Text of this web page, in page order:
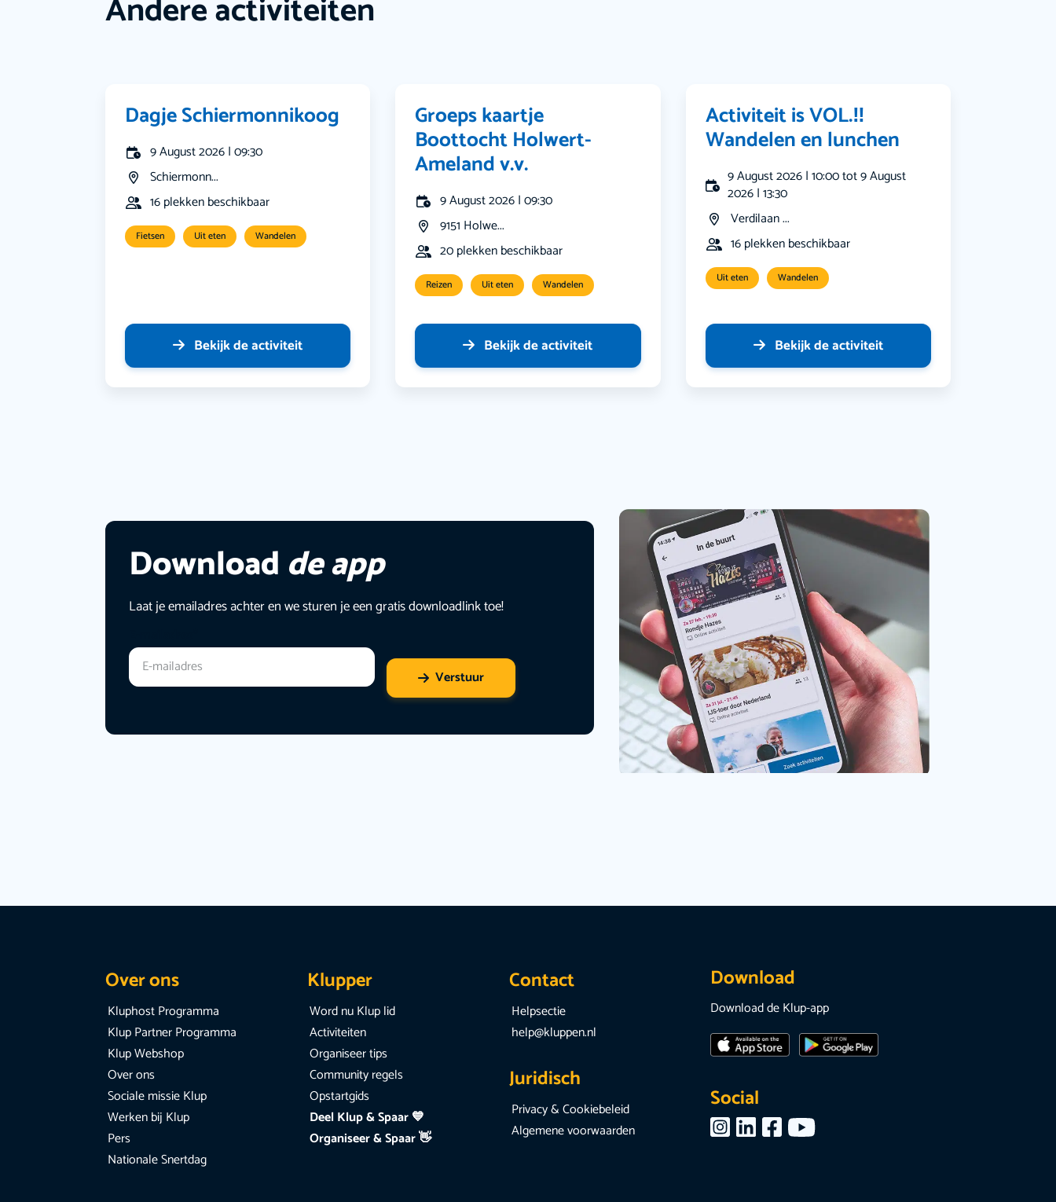
Andere activiteiten
Dagje Schiermonnikoog
9 August 2026 | 09:30
Schiermonn...
16 plekken beschikbaar
Fietsen Uit eten Wandelen
Bekijk de activiteit
Groeps kaartje
Boottocht Holwert-
Ameland v.v.
9 August 2026 | 09:30
9151 Holwe...
20 plekken beschikbaar
Reizen Uit eten Wandelen
Bekijk de activiteit
Activiteit is VOL.‼️
Wandelen en lunchen
9 August 2026 | 10:00 tot 9 August
2026 | 13:30
Verdilaan ...
16 plekken beschikbaar
Uit eten Wandelen
Bekijk de activiteit
Download de app
Laat je emailadres achter en we sturen je een gratis downloadlink toe!
Verstuur
Over ons
Kluphost Programma
Klup Partner Programma
Klup Webshop
Over ons
Sociale missie Klup
Werken bij Klup
Pers
Nationale Snertdag
Klupper
Word nu Klup lid
Activiteiten
Organiseer tips
Community regels
Opstartgids
Deel Klup & Spaar 💙
Organiseer & Spaar 👋
Contact
Helpsectie
help@kluppen.nl
Juridisch
Privacy & Cookiebeleid
Algemene voorwaarden
Download
Download de Klup-app
Social